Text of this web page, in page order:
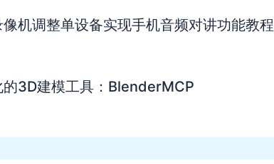
机调整单设备实现手机音频对讲功能教程
的3D建模工具：BlenderMCP